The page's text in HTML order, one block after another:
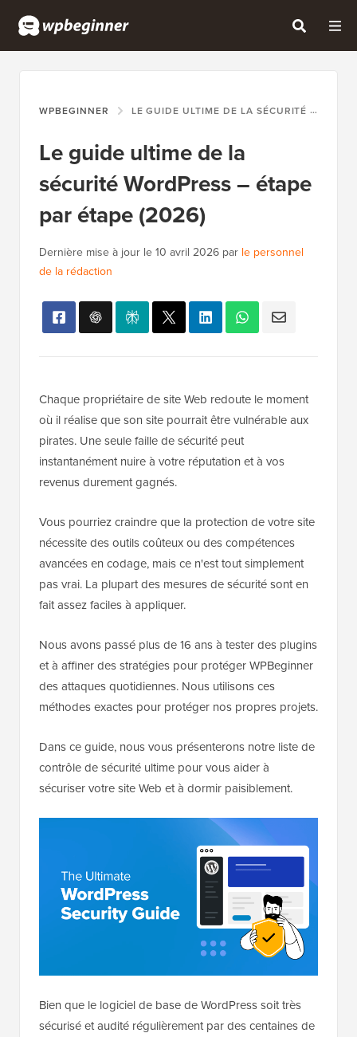
WPBEGINNER LE GUIDE ULTIME DE LA SÉCURITÉ WORDPRESS – ÉTAPE PAR ÉTAPE (2026)
Le guide ultime de la
sécurité WordPress – étape
par étape (2026)
Dernière mise à jour le10 avril 2026 par le personnel
de la rédaction
Chaque propriétaire de site Web redoute le moment
où il réalise que son site pourrait être vulnérable aux
pirates. Une seule faille de sécurité peut
instantanément nuire à votre réputation et à vos
revenus durement gagnés.
Vous pourriez craindre que la protection de votre site
nécessite des outils coûteux ou des compétences
avancées en codage, mais ce n'est tout simplement
pas vrai. La plupart des mesures de sécurité sont en
fait assez faciles à appliquer.
Nous avons passé plus de 16 ans à tester des plugins
et à affiner des stratégies pour protéger WPBeginner
des attaques quotidiennes. Nous utilisons ces
méthodes exactes pour protéger nos propres projets.
Dans ce guide, nous vous présenterons notre liste de
contrôle de sécurité ultime pour vous aider à
sécuriser votre site Web et à dormir paisiblement.
Bien que le logiciel de base de WordPress soit très
sécurisé et audité régulièrement par des centaines de